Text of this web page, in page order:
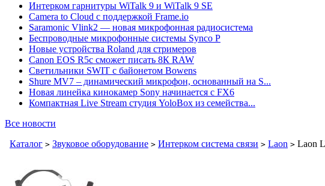
Интерком гарнитуры WiTalk 9 и WiTalk 9 SE
Camera to Cloud с поддержкой Frame.io
Saramonic Vlink2 — новая микрофонная радиосистема
Беспроводные микрофонные системы Synco P
Новые устройства Roland для стримеров
Canon EOS R5c сможет писать 8К RAW
Светильники SWIT с байонетом Bowens
Shure MV7 – динамический микрофон, основанный на S...
Новая линейка кинокамер Sony начинается с FX6
Компактная Live Stream студия YoloBox из семейства...
Все новости
Каталог > Звуковое оборудование > Интерком система связи > Laon > Laon